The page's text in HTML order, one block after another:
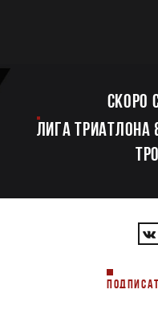
Скоро
ЛИГА ТРИАТЛОНА